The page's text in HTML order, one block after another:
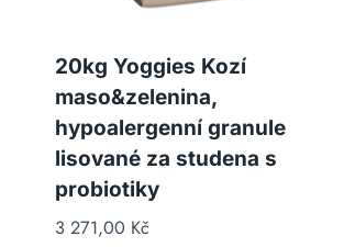
20kg Yoggies Kozí
maso&zelenina,
hypoalergenní granule
lisované za studena s
probiotiky
3 271,00 Kč